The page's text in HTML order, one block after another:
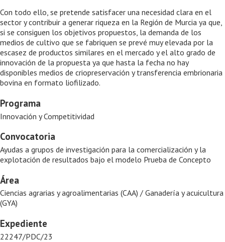
Con todo ello, se pretende satisfacer una necesidad clara en el
sector y contribuir a generar riqueza en la Región de Murcia ya que,
si se consiguen los objetivos propuestos, la demanda de los
medios de cultivo que se fabriquen se prevé muy elevada por la
escasez de productos similares en el mercado y el alto grado de
innovación de la propuesta ya que hasta la fecha no hay
disponibles medios de criopreservación y transferencia embrionaria
bovina en formato liofilizado.
Programa
Innovación y Competitividad
Convocatoria
Ayudas a grupos de investigación para la comercialización y la
explotación de resultados bajo el modelo Prueba de Concepto
Área
Ciencias agrarias y agroalimentarias (CAA) / Ganadería y acuicultura
(GYA)
Expediente
22247/PDC/23